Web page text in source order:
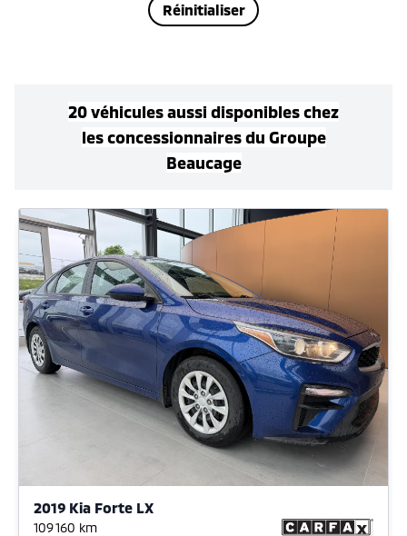
Réinitialiser
20véhiculesaussi disponibleschez
les concessionnaires du Groupe
Beaucage
2019 Kia Forte LX
109 160 km